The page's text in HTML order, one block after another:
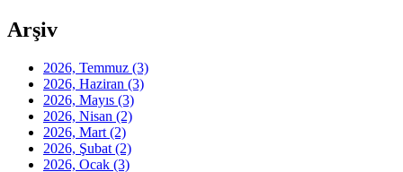
Arşiv
2026, Temmuz (3)
2026, Haziran (3)
2026, Mayıs (3)
2026, Nisan (2)
2026, Mart (2)
2026, Şubat (2)
2026, Ocak (3)